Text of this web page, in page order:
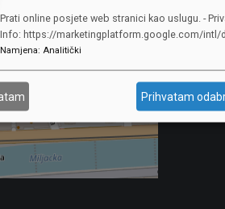
Prati online posjete web stranici kao uslugu. -
Info: https://marketingplatform.google.com/
Namjena: Analitički
Prihvatam